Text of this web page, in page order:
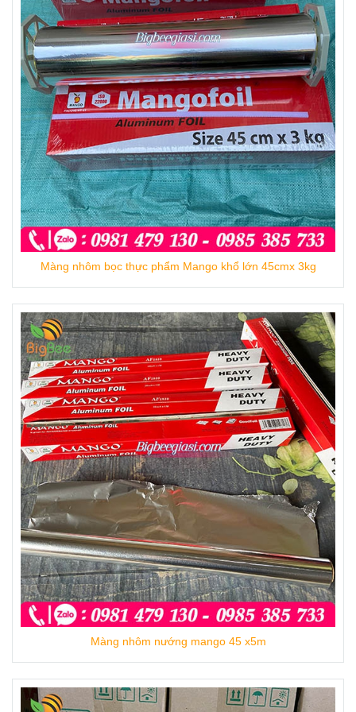
Màng bọc thực phẩm mango ST50X30 cm giá sỉ rẻ,
chính hãng cho các cửa hàng
Địa chỉ cung cấp màng bọc thực phẩm
mango giá rẻ, chính hãng.
Để không mua nhầm phải hàng giả hàng nhái
kém chất lượng, quý khách nên tìm đến
những cơ sở uy tín nhất để mua màng bọc
thực phẩm.
Công Ty TNHH TM Thu Hồng chuyên cung
cấp và phân phối hàng các loại màng bọc đến
từ những thương hiệu nổi tiếng trên thị
trường hiện nay.
Chúng tôi nhập trực tiếp màng bọc từ những
thương hiệu uy tín trên thị trường như
Mango, Ringo, King wrap, Ecook, Queen,
Reyouns… nên đảm bảo giá bán buôn tốt nhất
thị trường.
Màng nhôm bọc thực phẩm Mango khổ lớn 45cmx 3kg
Màng nhôm nướng mango 45 x5m